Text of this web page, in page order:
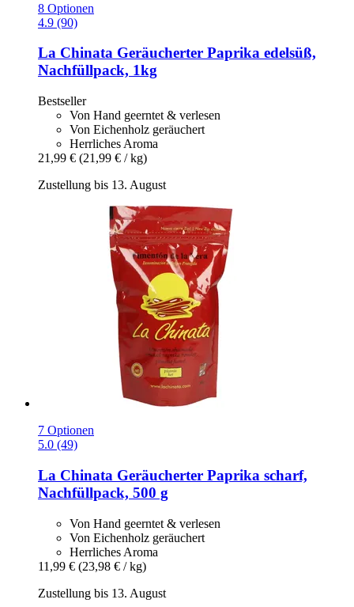
8 Optionen
4.9 (90)
La Chinata Geräucherter Paprika edelsüß,
Nachfüllpack, 1kg
Bestseller
Von Hand geerntet & verlesen
Von Eichenholz geräuchert
Herrliches Aroma
21,99 € (21,99 € / kg)
Zustellung bis 13. August
7 Optionen
5.0 (49)
La Chinata Geräucherter Paprika scharf,
Nachfüllpack, 500 g
Von Hand geerntet & verlesen
Von Eichenholz geräuchert
Herrliches Aroma
11,99 € (23,98 € / kg)
Zustellung bis 13. August